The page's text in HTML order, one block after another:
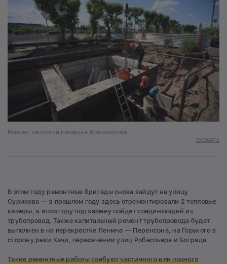
Ремонт тепловой камеры в Красноярске
Скачать
В этом году ремонтные бригады снова зайдут на улицу
Сурикова — в прошлом году здесь отремонтировали 2 тепловые
камеры, в этом году под замену пойдет соединяющий их
трубопровод. Также капитальный ремонт трубопровода будет
выполнен в на перекрестке Ленина — Перенсона, на Горького в
сторону реки Качи, пересечении улиц Робеспьера и Бограда.
Такие ремонтные работы требуют частичного или полного